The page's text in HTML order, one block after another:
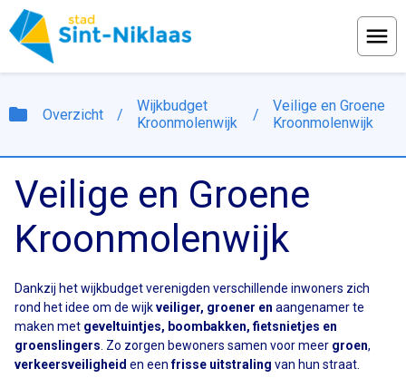
folder Overzicht /
Wijkbudget
Kroonmolenwijk
/
Veilige en Groene
Kroonmolenwijk
Veilige en Groene
Kroonmolenwijk
Dankzij het wijkbudget verenigden verschillende inwoners zich
rond het idee om de wijkveiliger, groener en aangenamer te
maken met geveltuintjes, boombakken, fietsnietjes en
groenslingers. Zo zorgen bewoners samen voor meer groen,
verkeersveiligheid en eenfrisse uitstraling van hun straat.